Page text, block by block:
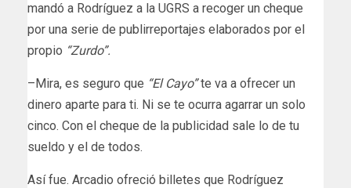
mandó a Rodríguez a la UGRS a recoger un cheque
por una serie de publirreportajes elaborados por el
propio “Zurdo”.
–Mira, es seguro que “El Cayo”te va a ofrecer un
dinero aparte para ti. Ni se te ocurra agarrar un solo
cinco. Con el cheque de la publicidad sale lo de tu
sueldo y el de todos.
Así fue. Arcadio ofreció billetes que Rodríguez